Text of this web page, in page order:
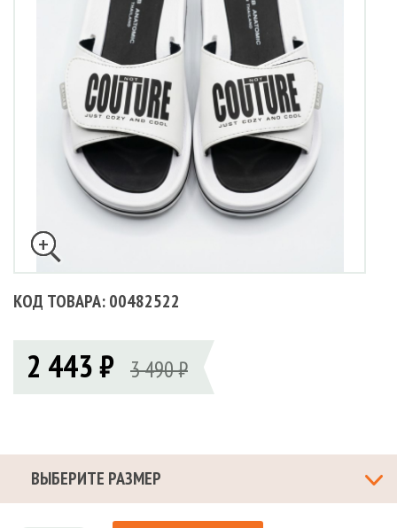
КОД ТОВАРА: 00482522
2 443 ₽ 3 490 ₽
ВЫБЕРИТЕ РАЗМЕР